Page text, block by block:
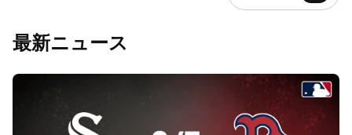
最新ニュース